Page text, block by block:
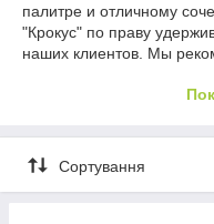
палитре и отличному
"Крокус" по праву
наших клиентов. Мы
элементов, в том числе и
Однако, если Вы
домашнего любимца,
очень любят точить свои
Сортування